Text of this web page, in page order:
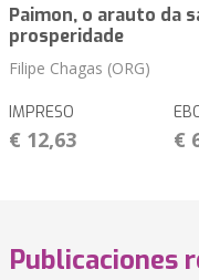
Paimon, o arauto da
prosperidade
Filipe Chagas (ORG)
IMPRESO
€ 12,63 €
Publicaciones